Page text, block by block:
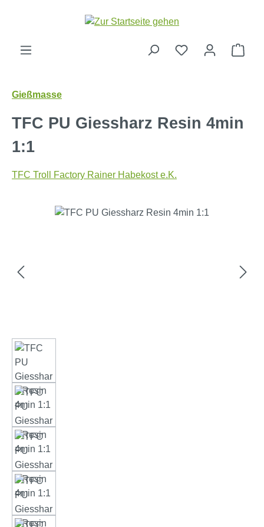
Zum Hauptinhalt springen
Gießmasse
TFC PU Giessharz Resin 4min
1:1
TFC Troll Factory Rainer Habekost e.K.
Bildergalerie überspringen